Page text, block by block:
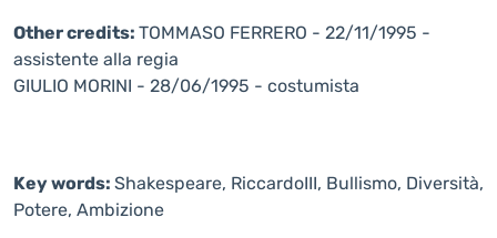
Other credits: TOMMASO FERRERO - 22/11/1995 -
assistente alla regia
GIULIO MORINI - 28/06/1995 - costumista
Key words: Shakespeare, RiccardoIII, Bullismo, Diversità,
Potere, Ambizione